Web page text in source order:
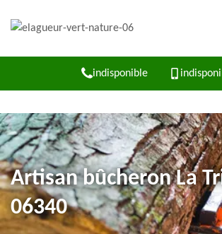
indisponible
Artisan bûcheron La
06340